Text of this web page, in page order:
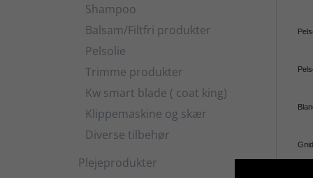
Shampoo
Balsam/Filtfri produkter
Pelsolie
Trimme produkter
Kw smart blade ( coat king)
Klippemaskine og skær
Diverse tilbehør
Plejeprodukter